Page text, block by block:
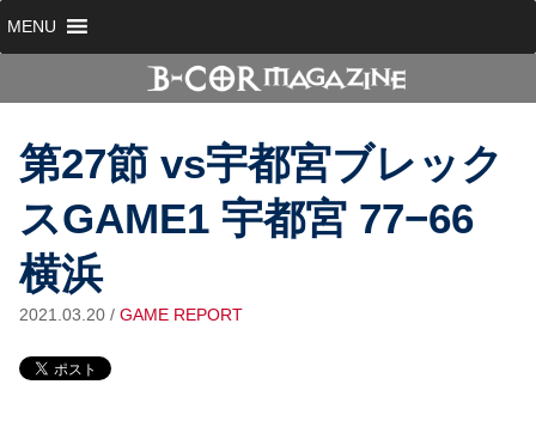
MENU
第27節 vs宇都宮ブレック
スGAME1 宇都宮 77−66
横浜
2021.03.20 / GAME REPORT